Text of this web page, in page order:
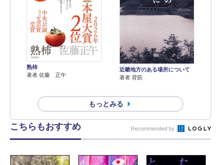
熟柿
著者 佐藤 正午
近畿地方のある場所について
著者 背筋
もっとみる
こちらもおすすめ Recommended by